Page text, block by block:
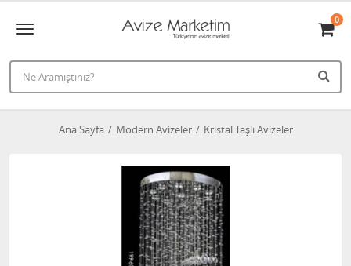
0
Ana Sayfa Modern Avizeler Kristal Taşlı Avizeler